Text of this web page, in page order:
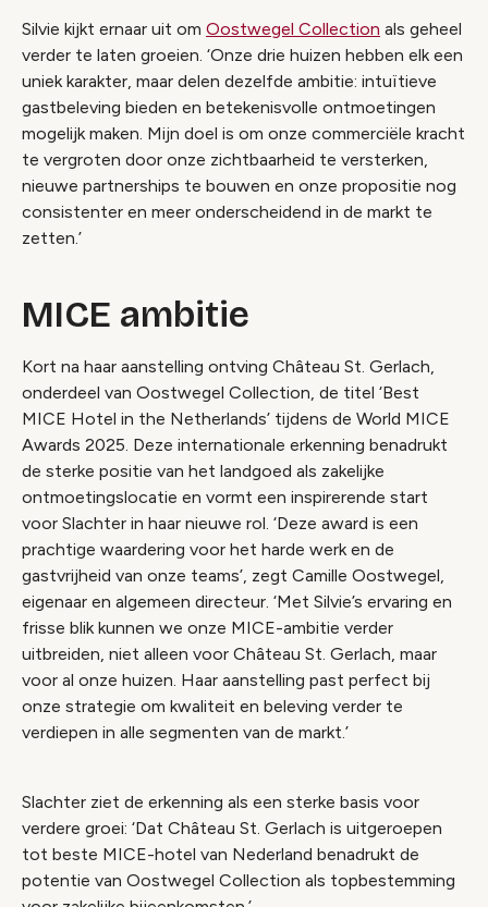
Silvie kijkt ernaar uit om Oostwegel Collection als geheel
verder te laten groeien. ‘Onze drie huizen hebben elk een
uniek karakter, maar delen dezelfde ambitie: intuïtieve
gastbeleving bieden en betekenisvolle ontmoetingen
mogelijk maken. Mijn doel is om onze commerciële kracht
te vergroten door onze zichtbaarheid te versterken,
nieuwe partnerships te bouwen en onze propositie nog
consistenter en meer onderscheidend in de markt te
zetten.’
MICE ambitie
Kort na haar aanstelling ontving Château St. Gerlach,
onderdeel van Oostwegel Collection, de titel ‘Best
MICE Hotel in the Netherlands’ tijdens de World MICE
Awards 2025. Deze internationale erkenning benadrukt
de sterke positie van het landgoed als zakelijke
ontmoetingslocatie en vormt een inspirerende start
voor Slachter in haar nieuwe rol. ‘Deze award is een
prachtige waardering voor het harde werk en de
gastvrijheid van onze teams’, zegt Camille Oostwegel,
eigenaar en algemeen directeur. ‘Met Silvie’s ervaring en
frisse blik kunnen we onze MICE-ambitie verder
uitbreiden, niet alleen voor Château St. Gerlach, maar
voor al onze huizen. Haar aanstelling past perfect bij
onze strategie om kwaliteit en beleving verder te
verdiepen in alle segmenten van de markt.’
Slachter ziet de erkenning als een sterke basis voor
verdere groei: ‘Dat Château St. Gerlach is uitgeroepen
tot beste MICE-hotel van Nederland benadrukt de
potentie van Oostwegel Collection als topbestemming